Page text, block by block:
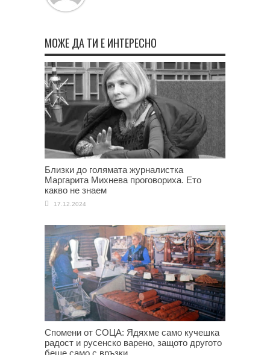
МОЖЕ ДА ТИ Е ИНТЕРЕСНО
Близки до голямата журналистка
Маргарита Михнева проговориха. Ето
какво не знаем
17.12.2024
Спомени от СОЦА: Ядяхме само кучешка
радост и русенско варено, защото другото
беше само с връзки